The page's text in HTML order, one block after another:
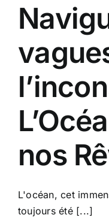
nos
L'océan, cet
toujours été [...]